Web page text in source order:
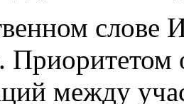
слове
Приоритетом
между